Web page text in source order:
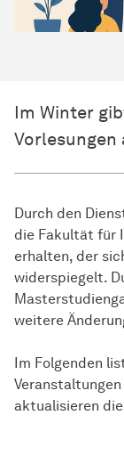
Im Winter
Durch den
die Fakultät für
erhalten, der
widerspiegelt.
weitere
Im Folgenden
aktualisieren